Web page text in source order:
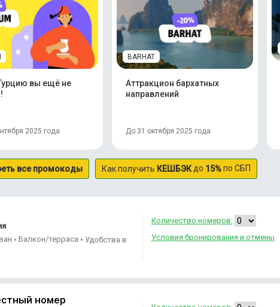
вы ещё не
2025 года
BARHAT
Аттракцион бархатных
направлений
До 31 октября 2025 года
все промокоды Как получить КЕШБЭКдо 15%по СБП
• Балкон/терраса • Удобства в
Количество номеров:
Условия бронирования и отмены
номер